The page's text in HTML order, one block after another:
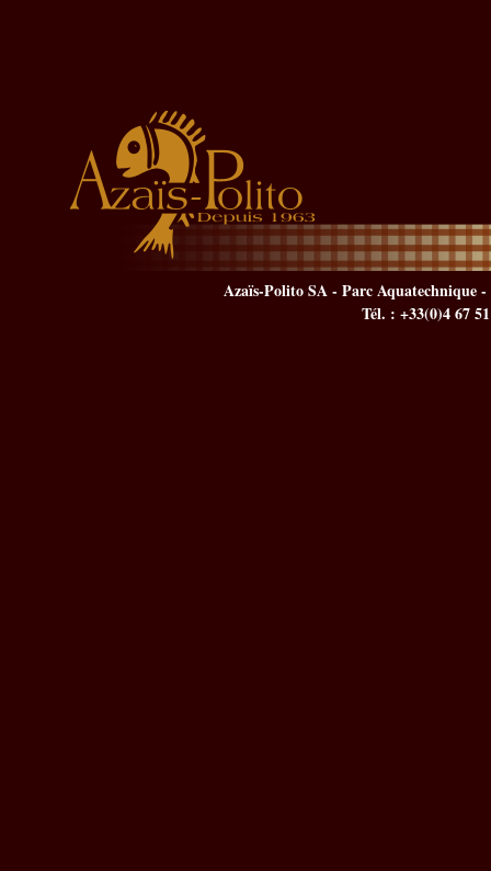
Azaïs-Polito SA - Parc Aquatechnique -
Tél. : +33(0)4 67